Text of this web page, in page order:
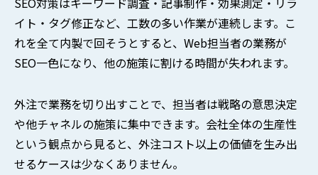
イト・タグ修正など、工数の多い作業が連続します。こ
れを全て内製で回そうとすると、Web担当者の業務が
SEO一色になり、他の施策に割ける時間が失われます。
外注で業務を切り出すことで、担当者は戦略の意思決定
や他チャネルの施策に集中できます。会社全体の生産性
という観点から見ると、外注コスト以上の価値を生み出
せるケースは少なくありません。